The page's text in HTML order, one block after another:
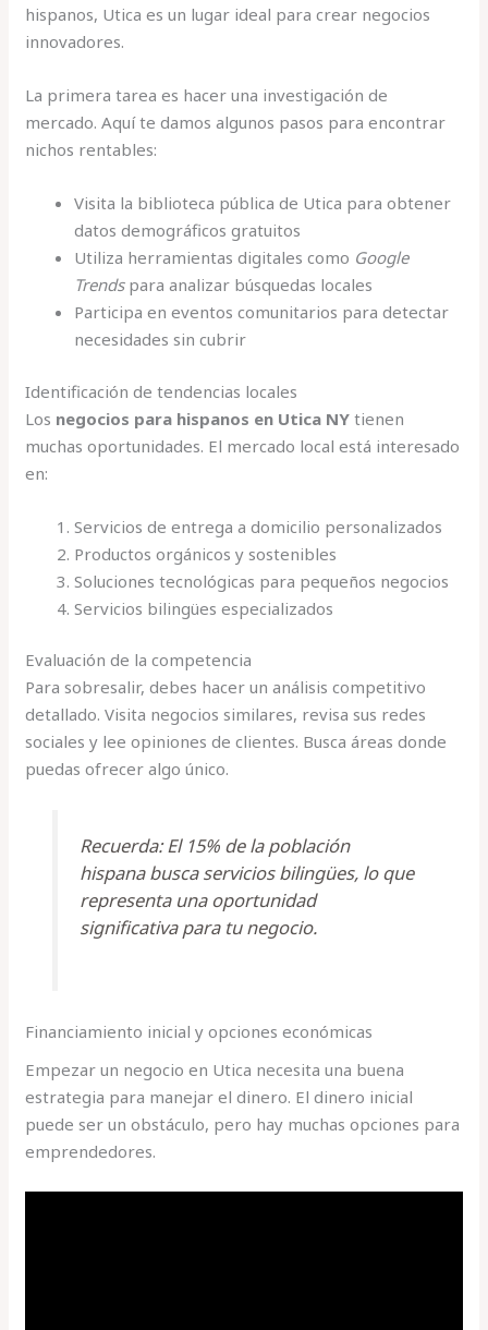
hispanos, Utica es un lugar ideal para crear negocios
innovadores.
La primera tarea es hacer una investigación de
mercado. Aquí te damos algunos pasos para encontrar
nichos rentables:
Visita la biblioteca pública de Utica para obtener
datos demográficos gratuitos
Utiliza herramientas digitales como Google
Trendspara analizar búsquedas locales
Participa en eventos comunitarios para detectar
necesidades sin cubrir
Identificación de tendencias locales
Los negocios para hispanos en Utica NY tienen
muchas oportunidades. El mercado local está interesado
en:
Servicios de entrega a domicilio personalizados
Productos orgánicos y sostenibles
Soluciones tecnológicas para pequeños negocios
Servicios bilingües especializados
Evaluación de la competencia
Para sobresalir, debes hacer un análisis competitivo
detallado. Visita negocios similares, revisa sus redes
sociales y lee opiniones de clientes. Busca áreas donde
puedas ofrecer algo único.
Recuerda: El 15% de la población
hispana busca servicios bilingües, lo que
representa una oportunidad
significativa para tu negocio.
Financiamiento inicial y opciones económicas
Empezar un negocio en Utica necesita una buena
estrategia para manejar el dinero. El dinero inicial
puede ser un obstáculo, pero hay muchas opciones para
emprendedores.